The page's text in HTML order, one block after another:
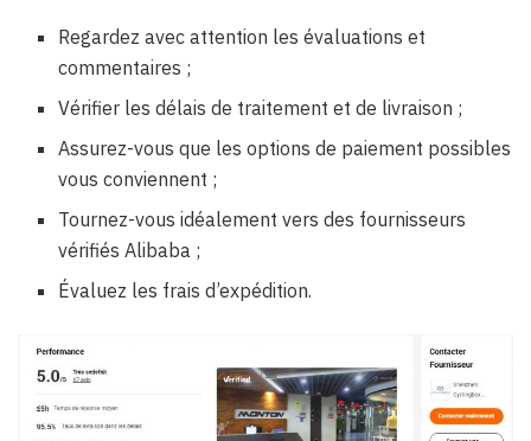
Regardez avec attention les évaluations et
commentaires ;
Vérifier les délais de traitement et de livraison ;
Assurez-vous que les options de paiement possibles
vous conviennent ;
Tournez-vous idéalement vers des fournisseurs
vérifiés Alibaba ;
Évaluez les frais d’expédition.